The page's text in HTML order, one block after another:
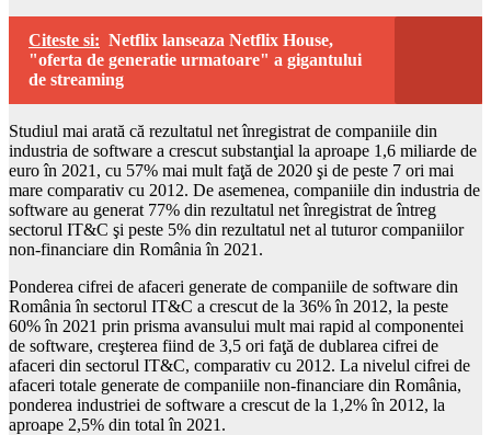
Citeste si: Netflix lanseaza Netflix House,
"oferta de generatie urmatoare" a gigantului
de streaming
Studiul mai arată că rezultatul net înregistrat de companiile din
industria de software a crescut substanţial la aproape 1,6 miliarde de
euro în 2021, cu 57% mai mult faţă de 2020 şi de peste 7 ori mai
mare comparativ cu 2012. De asemenea, companiile din industria de
software au generat 77% din rezultatul net înregistrat de întreg
sectorul IT&C şi peste 5% din rezultatul net al tuturor companiilor
non-financiare din România în 2021.
Ponderea cifrei de afaceri generate de companiile de software din
România în sectorul IT&C a crescut de la 36% în 2012, la peste
60% în 2021 prin prisma avansului mult mai rapid al componentei
de software, creşterea fiind de 3,5 ori faţă de dublarea cifrei de
afaceri din sectorul IT&C, comparativ cu 2012. La nivelul cifrei de
afaceri totale generate de companiile non-financiare din România,
ponderea industriei de software a crescut de la 1,2% în 2012, la
aproape 2,5% din total în 2021.